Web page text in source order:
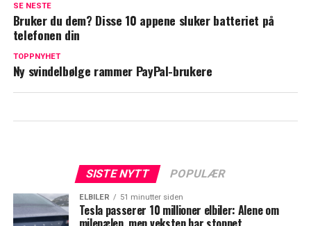
SE NESTE
Bruker du dem? Disse 10 appene sluker batteriet på
telefonen din
TOPPNYHET
Ny svindelbølge rammer PayPal-brukere
SISTE NYTT POPULÆR
ELBILER 51 minutter siden
Tesla passerer 10 millioner elbiler: Alene om